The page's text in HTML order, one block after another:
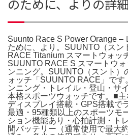
のために、よりの詳
Suunto Race S Power Orange –
ために、より。SUUNTO（スン
RACE Titanium スマートウォッ
SUUNTO RACE S スマートウ
ンニング。SUUNTO（スント）
ォッチ「SUUNTO RACE」です
ンニング・トレイル・登山・サ
本格スポーツウォッチです。■
ディスプレイ搭載・GPS搭載で
最適・95種類以上のスポーツモ
ション機能あり・心拍計測・ト
間バッテリー（通常使用で最大